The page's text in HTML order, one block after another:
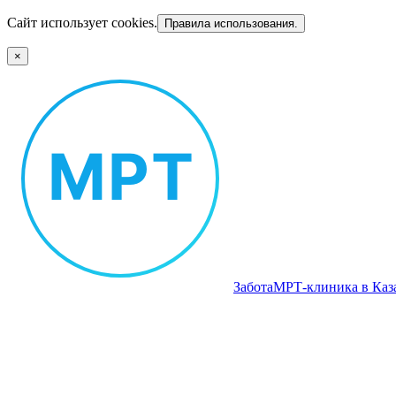
Сайт использует cookies. Правила использования.
×
ЗаботаМРТ‑клиника в